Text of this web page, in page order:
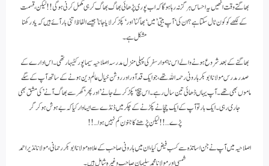
بھاگتے وقت انھیں یہ احساس ہرگز نہ رہا ہوگا کہ اب پوری پڑھائی بھاگ بھاگ کر ہی مکمل کرنی ہوگی!! لیکن، قسمت
کے لکھے کو کون ٹال سکتا ہے؟ ان کی ‘آپ بیتی’ میں ‘بھاگنا’ اور ‘پکڑ کر لایا جانا’ جیسے الفاظ اتنی بار آئے ہیں کہ یاد رکھنا
مشکل ہے۔
بھاگنے کے بعد شروع ہونے والے اس ناہموار سفر کی پہلی منزل مدرسہ اصلاحیہ سیماپور کٹیہار تھی۔ اس ادارے کے
صدر مدرس مولانا ابو بکر ہارونی رحمہ اللہ تھے، جو ایک قد آور اور روشن خیال عالم دین ہونے کے ساتھ آپ کے سگے
ماموں بھی تھے۔ آپ یہاں ڈھائی تین سال رہے۔ اس بیچ ‘پکڑ کر لے جانے’ اور پھر ‘گھر سے بھاگ آنے’ کی مشق بھی
جاری رہی۔ ایک بار تو آپ کے ایک چچا نے پکڑنے کے چکر میں ڈنڈے سے ایسا وار کیا کہ بے ہوش ہو کر گر
پڑے…!! لیکن پڑھنے کا جنون کم نہیں ہوا…!!
اصلاحیہ میں آپ نے جن اساتذہ سے کسب فیض کیا، ان میں ہارونی صاحب کے علاوہ مولانا ابوبکر رحمانی، مولانا نذیر احمد
شمسی اور مولانا محمد سلیمان صاحب وغیرہ شامل ہیں۔